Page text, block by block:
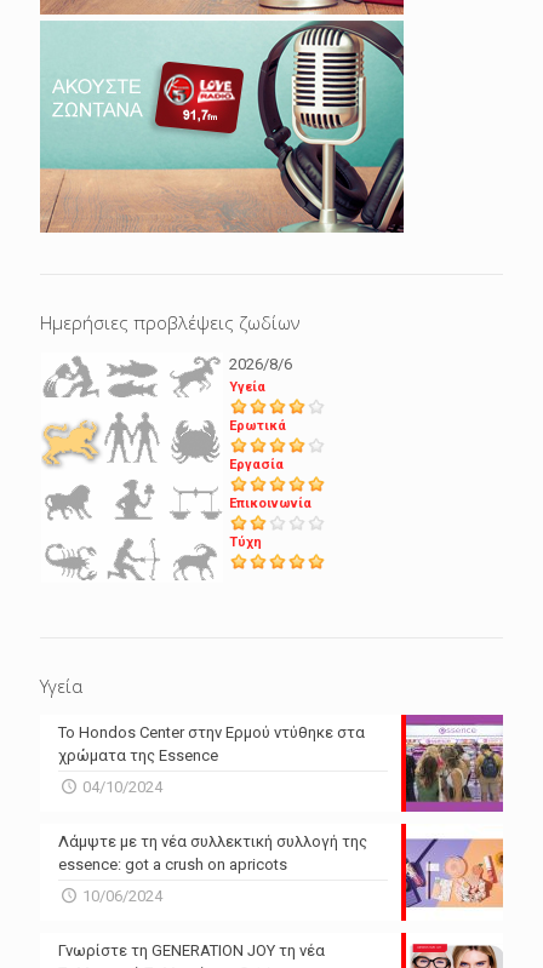
Ημερήσιες προβλέψεις ζωδίων
2026/8/6
Υγεία
Ερωτικά
Εργασία
Επικοινωνία
Τύχη
Υγεία
Το Hondos Center στην Ερμού ντύθηκε στα
χρώματα της Essence
04/10/2024
Λάμψτε με τη νέα συλλεκτική συλλογή της
essence: got a crush on apricots
10/06/2024
Γνωρίστε τη GENERATION JOY τη νέα